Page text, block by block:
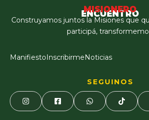
ENCUENTRO
MISIONERO
Construyamos juntos la Misiones que
participá,
ManifiestoInscribirmeNoticias
SEGUINOS